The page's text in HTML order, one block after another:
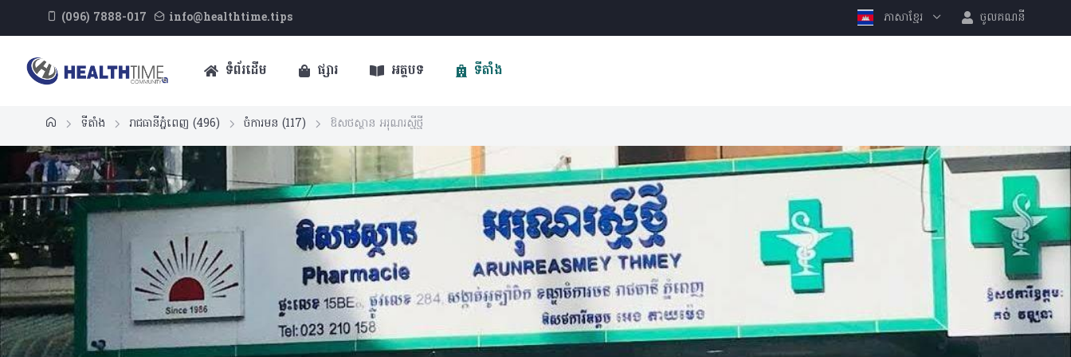
(096) 7888-017 info@healthtime.tips ភាសាខ្មែរ ចូលគណនី
ទំព័រដើម ផ្សារ អត្ថបទ ទីតាំង
ទីតាំង រាជធានីភ្នំពេញ (496) ចំការមន (117) ឱសថស្ថាន អរុណរស្មីថ្មី